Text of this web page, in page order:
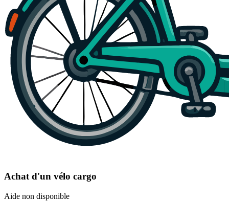
Achat d'un vélo cargo
Aide non disponible